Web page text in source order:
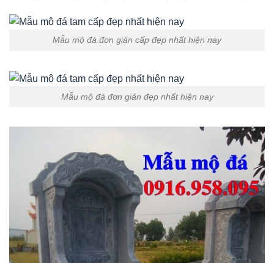
Mẫu mộ đá đơn giản cấp đẹp nhất hiện nay
Mẫu mộ đá đơn giản đẹp nhất hiện nay